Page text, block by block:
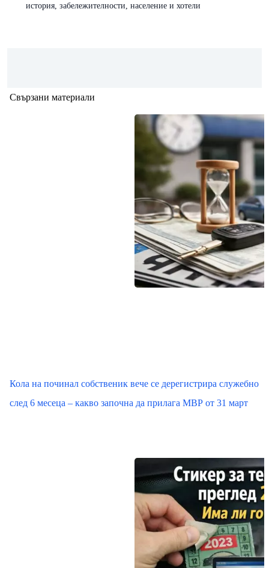
история, забележителности, население и хотели
Свързани материали
Кола на починал собственик вече се дерегистрира служебно
след 6 месеца – какво започна да прилага МВР от 31 март